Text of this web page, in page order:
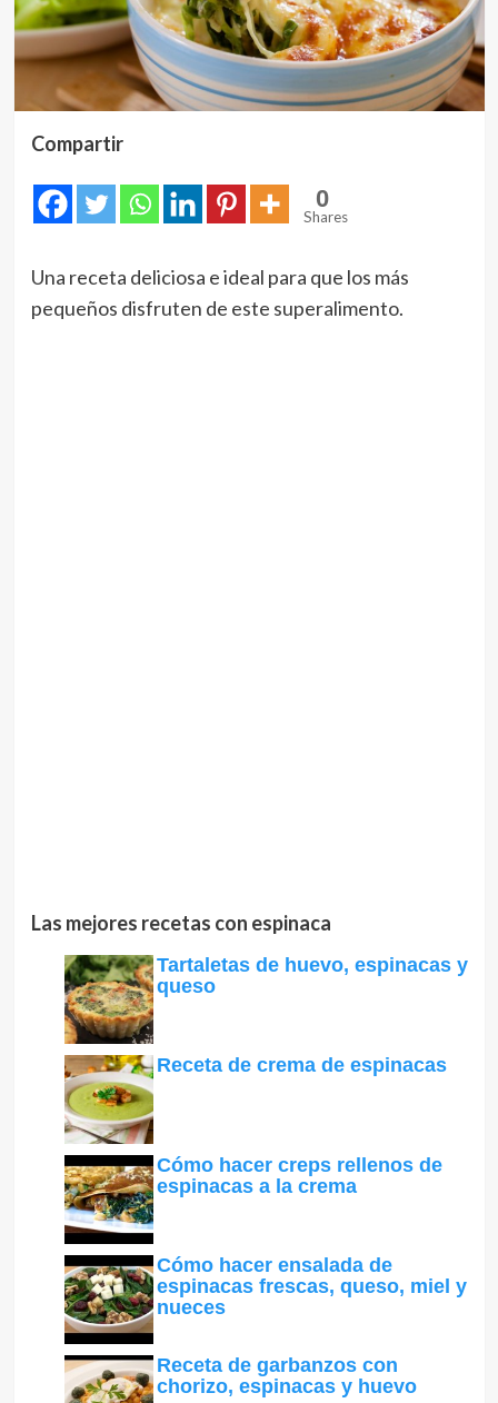
Compartir
0
Shares
Una receta deliciosa e ideal para que los más
pequeños disfruten de este superalimento.
Las mejores recetas con espinaca
Tartaletas de huevo, espinacas y
queso
Receta de crema de espinacas
Cómo hacer creps rellenos de
espinacas a la crema
Cómo hacer ensalada de
espinacas frescas, queso, miel y
nueces
Receta de garbanzos con
chorizo, espinacas y huevo